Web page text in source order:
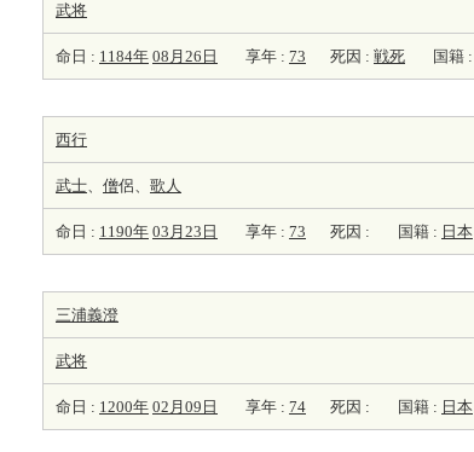
武将
命日 : 1184年 08月26日 享年 : 73 死因 : 戦死 国籍 :
西行
武士、 僧侶、 歌人
命日 : 1190年 03月23日 享年 : 73 死因 : 国籍 : 日本
三浦義澄
武将
命日 : 1200年 02月09日 享年 : 74 死因 : 国籍 : 日本